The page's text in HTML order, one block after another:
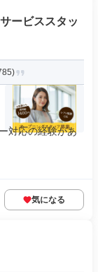
ービススタッ
対応の経験があ
気になる